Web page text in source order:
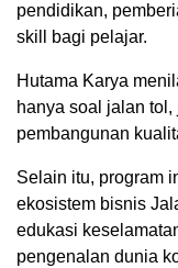
pendidikan,
skill bagi pelajar.
Hutama Karya
hanya soal jalan
pembangunan
Selain itu, program
ekosistem bisnis
edukasi
pengenalan dunia